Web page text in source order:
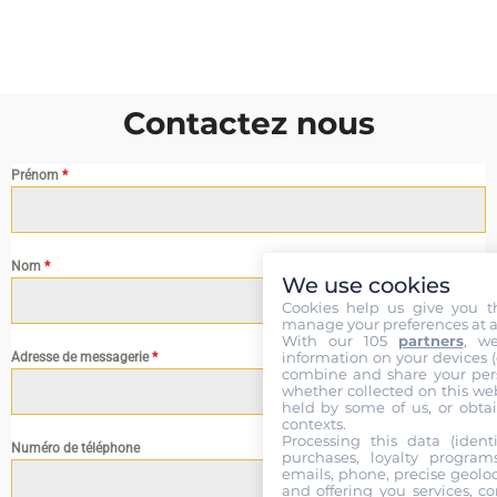
Contactez nous
Prénom *
Nom *
Adresse de messagerie*
Numéro de téléphone
We use cookies
Cookies help us give you
manage your preferences at
With our 105 partners,
information on your devices
combine and share your
whether collected on this
held by some of us, or
contexts.
Processing this data
purchases, loyalty
emails, phone, precise
and offering you services,